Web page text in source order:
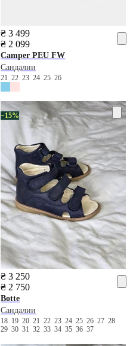
₴ 3 499
₴ 2 099
Camper PEU FW
Сандалии
212223242526
−15%
₴ 3 250
₴ 2 750
Botte
Сандалии
18 19202122232425262728
293031323334353637